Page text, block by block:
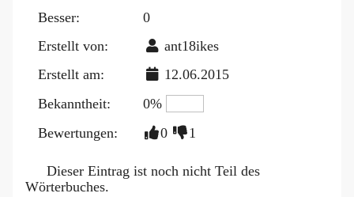
Besser:
0
Erstellt von:
ant18ikes
Erstellt am:
12.06.2015
Bekanntheit:
0%
Bewertungen:
0 1
Dieser Eintrag ist noch nicht Teil des
Wörterbuches.